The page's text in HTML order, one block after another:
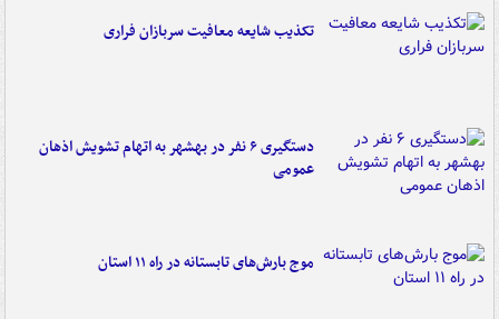
تکذیب شایعه معافیت سربازان فراری
دستگیری ۶ نفر در بهشهر به اتهام تشویش اذهان
عمومی
موج بارش‌های تابستانه در راه ۱۱ استان